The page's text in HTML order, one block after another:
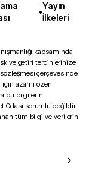
•
Yayın
İlkeleri
kapsamında
ve getiri tercihlerinize
sözleşmesi çerçevesinde
için azami özen
bu bilgilerin
Odası sorumlu değildir.
tüm bilgi ve verilerin